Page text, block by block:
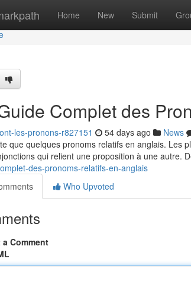
Home New Submit
Complet des
les-pronons-r827151 54 days ago News
que quelques pronoms relatifs en anglais.
qui relient une proposition à une autre.
des-pronoms-relatifs-en-anglais
Who Upvoted
Comment